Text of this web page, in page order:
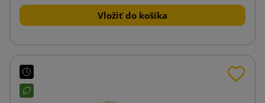
Vložiť do košíka